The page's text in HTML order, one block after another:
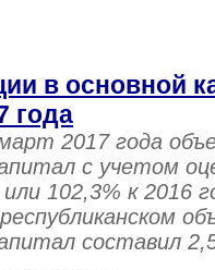
в основной
года
2017 года
с учетом
102,3% к 2016
составил